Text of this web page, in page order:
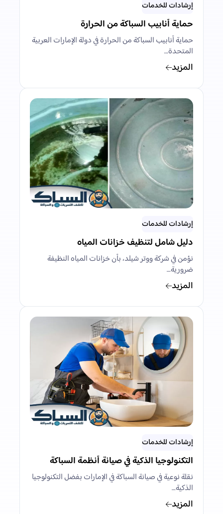
إرشادات للخدمات
حماية أنابيب السباكة من الحرارة
حماية أنابيب السباكة من الحرارة في دولة الإمارات العربية
المتحدة…
المزيد
إرشادات للخدمات
دليل شامل لتنظيف خزانات المياه
نؤمن في شركة ووتر شيلد، بأن خزانات المياه النظيفة
ضرورية…
المزيد
إرشادات للخدمات
التكنولوجيا الذكية في صيانة أنظمة السباكة
نقلة نوعية في صيانة السباكة في الإمارات بفضل التكنولوجيا
الذكية…
المزيد